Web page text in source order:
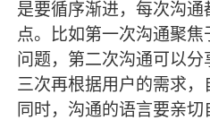
是要循序渐进，每次沟
点。比如第一次沟通聚
问题，第二次沟通可以
三次再根据用户的需求，
同时，沟通的语言要亲